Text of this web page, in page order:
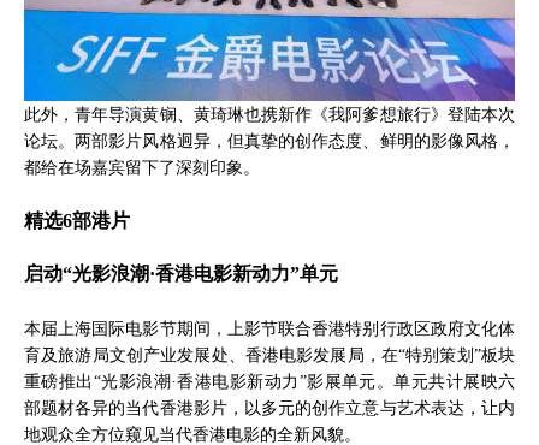
此外，青年导演黄锎、黄琦琳也携新作《我阿爹想旅行》登陆本次
论坛。两部影片风格迥异，但真挚的创作态度、鲜明的影像风格，
都给在场嘉宾留下了深刻印象。
精选6部港片
启动“光影浪潮·香港电影新动力”单元
本届上海国际电影节期间，上影节联合香港特别行政区政府文化体
育及旅游局文创产业发展处、香港电影发展局，在“特别策划”板块
重磅推出“光影浪潮·香港电影新动力”影展单元。单元共计展映六
部题材各异的当代香港影片，以多元的创作立意与艺术表达，让内
地观众全方位窥见当代香港电影的全新风貌。